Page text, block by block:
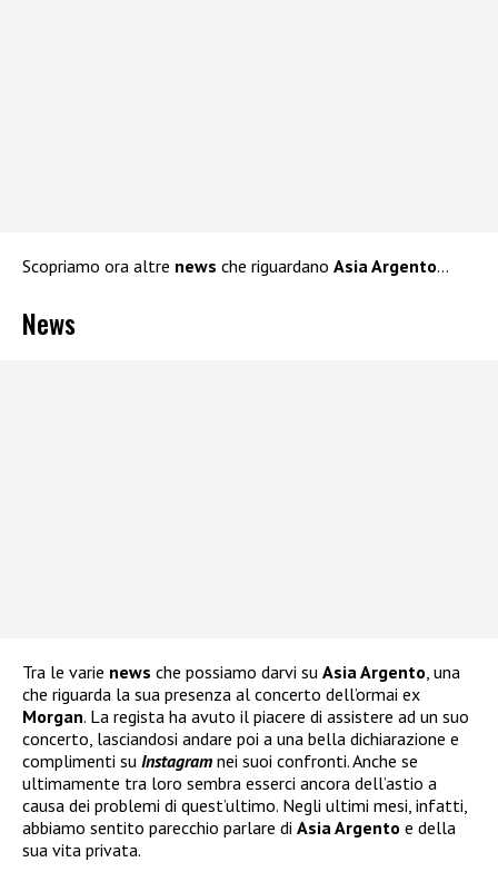
Scopriamo ora altre news che riguardano Asia Argento…
News
Tra le varie news che possiamo darvi su Asia Argento , una
che riguarda la sua presenza al concerto dell’ormai ex
Morgan. La regista ha avuto il piacere di assistere ad un suo
concerto, lasciandosi andare poi a una bella dichiarazione e
complimenti su Instagram nei suoi confronti. Anche se
ultimamente tra loro sembra esserci ancora dell’astio a
causa dei problemi di quest’ultimo. Negli ultimi mesi, infatti,
abbiamo sentito parecchio parlare di Asia Argento e della
sua vita privata.